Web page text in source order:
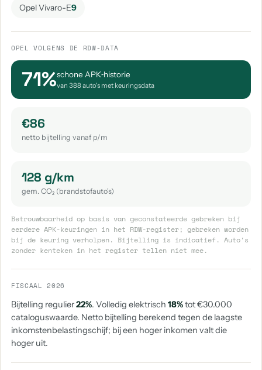
Opel Vivaro-E9
OPEL VOLGENS DE RDW-DATA
71%schone APK‑historie
van 388 auto's met keuringsdata
€86
netto bijtelling vanaf p/m
128 g/km
gem. CO₂ (brandstofauto's)
Betrouwbaarheid op basis van geconstateerde gebreken bij
eerdere APK-keuringen in het RDW-register; gebreken worden
bij de keuring verholpen. Bijtelling is indicatief. Auto's
zonder kenteken in het register tellen niet mee.
FISCAAL 2026
Bijtelling regulier22%. Volledig elektrisch 18%tot €30.000
cataloguswaarde. Netto bijtelling berekend tegen de laagste
inkomstenbelastingschijf; bij een hoger inkomen valt die
hoger uit.